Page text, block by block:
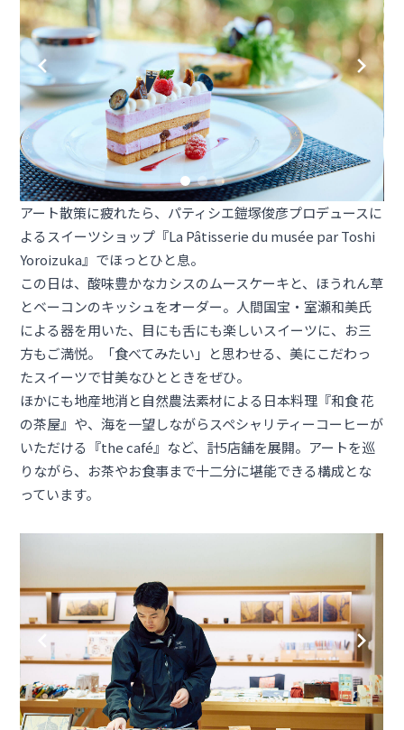
アート散策に疲れたら、パティシエ鎧塚俊彦プロデュースに
よるスイーツショップ『La Pâtisserie du musée par Toshi
Yoroizuka』でほっとひと息。
この日は、酸味豊かなカシスのムースケーキと、ほうれん草
とベーコンのキッシュをオーダー。人間国宝・室瀬和美氏
による器を用いた、目にも舌にも楽しいスイーツに、お三
方もご満悦。「食べてみたい」と思わせる、美にこだわっ
たスイーツで甘美なひとときをぜひ。
ほかにも地産地消と自然農法素材による日本料理『和食 花
の茶屋』や、海を一望しながらスペシャリティーコーヒーが
いただける『the café』など、計5店舗を展開。アートを巡
りながら、お茶やお食事まで十二分に堪能できる構成とな
っています。